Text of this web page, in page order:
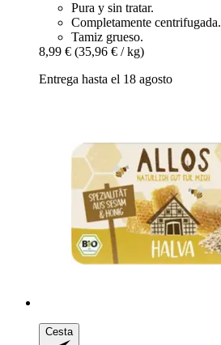
Pura y sin tratar.
Completamente centrifugada.
Tamiz grueso.
8,99 € (35,96 € / kg)
Entrega hasta el 18 agosto
Cesta